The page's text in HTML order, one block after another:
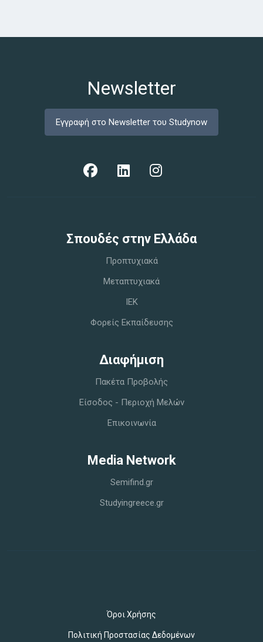
Newsletter
Εγγραφή στο Newsletter του Studynow
Σπoυδές στην Ελλάδα
Προπτυχιακά
Μεταπτυχιακά
IEK
Φορείς Εκπαίδευσης
Διαφήμιση
Πακέτα Προβολής
Είσοδος - Περιοχή Μελών
Επικοινωνία
Media Network
Semifind.gr
Studyingreece.gr
Όροι Χρήσης
Πολιτική Προστασίας Δεδομένων